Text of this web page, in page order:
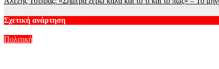
Σχετική ανάρτηση
Πολιτική